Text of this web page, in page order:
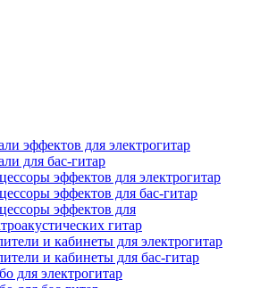
эффектов для электрогитар
для бас-гитар
эффектов для электрогитар
эффектов для бас-гитар
эффектов для
гитар
и кабинеты для электрогитар
и кабинеты для бас-гитар
для электрогитар